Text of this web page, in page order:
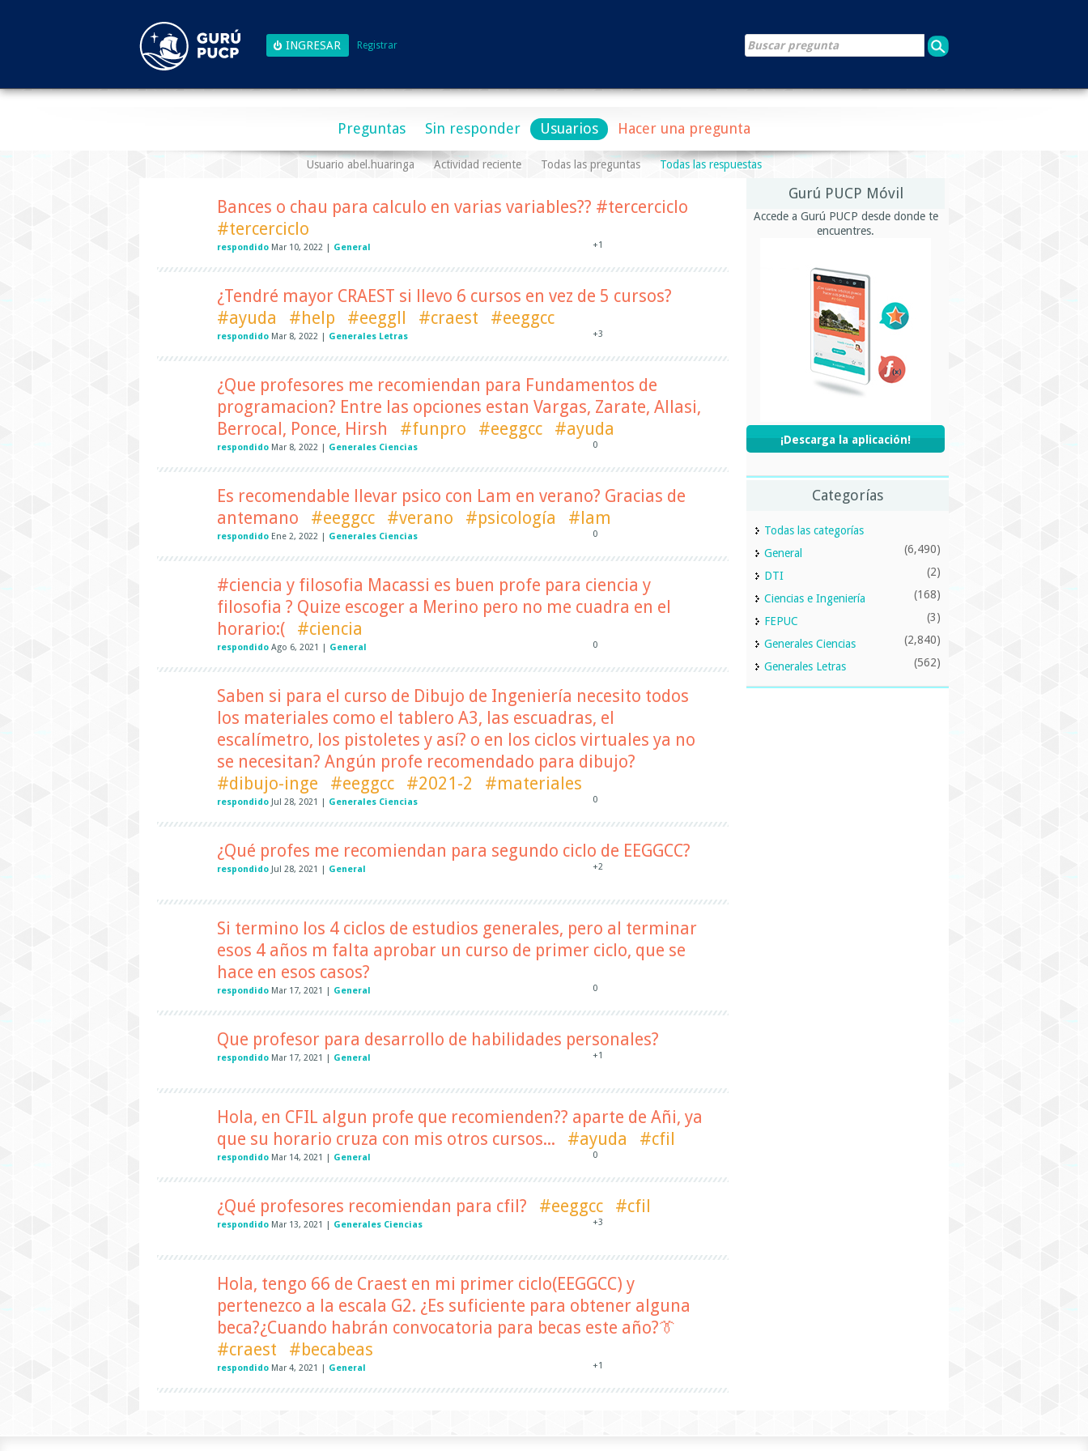
Registrar
Preguntas Sin responder Usuarios Hacer una pregunta
Usuario abel.huaringa Actividad reciente Todas las preguntas Todas las respuestas
Bances o chau para calculo en varias variables?? #tercerciclo
#tercerciclo
respondido Mar 10, 2022 General +1
¿Tendré mayor CRAEST si llevo 6 cursos en vez de 5 cursos?
#ayuda
#help #eeggll #craest #eeggcc
respondido Mar 8, 2022 Generales Letras +3
¿Que profesores me recomiendan para Fundamentos de
programacion? Entre las opciones estan Vargas, Zarate, Allasi,
Berrocal, Ponce, Hirsh
#funpro #eeggcc #ayuda
respondido Mar 8, 2022 Generales Ciencias 0
Es recomendable llevar psico con Lam en verano? Gracias de
antemano
#eeggcc #verano #psicología #lam
respondido Ene 2, 2022 Generales Ciencias 0
#ciencia y filosofia Macassi es buen profe para ciencia y
filosofia ? Quize escoger a Merino pero no me cuadra en el
horario:(
#ciencia
respondido Ago 6, 2021 General 0
Saben si para el curso de Dibujo de Ingeniería necesito todos
los materiales como el tablero A3, las escuadras, el
escalímetro, los pistoletes y así? o en los ciclos virtuales ya no
se necesitan? Angún profe recomendado para dibujo?
#dibujo-inge
#eeggcc #2021-2 #materiales
respondido Jul 28, 2021 Generales Ciencias 0
¿Qué profes me recomiendan para segundo ciclo de EEGGCC?
respondido Jul 28, 2021 General +2
Si termino los 4 ciclos de estudios generales, pero al terminar
esos 4 años m falta aprobar un curso de primer ciclo, que se
hace en esos casos?
respondido Mar 17, 2021 General 0
Que profesor para desarrollo de habilidades personales?
respondido Mar 17, 2021 General +1
Hola, en CFIL algun profe que recomienden?? aparte de Añi, ya
que su horario cruza con mis otros cursos...
#ayuda #cfil
respondido Mar 14, 2021 General 0
¿Qué profesores recomiendan para cfil? #eeggcc #cfil
respondido Mar 13, 2021 Generales Ciencias +3
Hola, tengo 66 de Craest en mi primer ciclo(EEGGCC) y
pertenezco a la escala G2. ¿Es suficiente para obtener alguna
beca?¿Cuando habrán convocatoria para becas este año?👔
#craest
#becabeas
respondido Mar 4, 2021 General +1
Gurú PUCP Móvil
Accede a Gurú PUCP desde donde te
encuentres.
¡Descarga la aplicación!
Categorías
Todas las categorías
General
(6,490)
DTI (2)
Ciencias e Ingeniería (168)
FEPUC (3)
Generales Ciencias (2,840)
Generales Letras (562)